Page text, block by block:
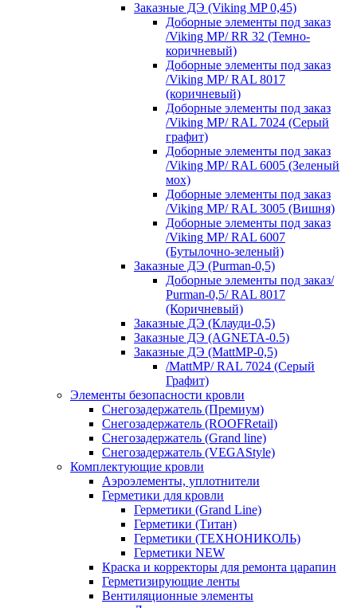
Заказные ДЭ (Viking MP 0,45)
Доборные элементы под заказ
/Viking MP/ RR 32 (Темно-
коричневый)
Доборные элементы под заказ
/Viking MP/ RAL 8017
(коричневый)
Доборные элементы под заказ
/Viking MP/ RAL 7024 (Серый
графит)
Доборные элементы под заказ
/Viking MP/ RAL 6005 (Зеленый
мох)
Доборные элементы под заказ
/Viking MP/ RAL 3005 (Вишня)
Доборные элементы под заказ
/Viking MP/ RAL 6007
(Бутылочно-зеленый)
Заказные ДЭ (Purman-0,5)
Доборные элементы под заказ/
Purman-0,5/ RAL 8017
(Коричневый)
Заказные ДЭ (Клауди-0,5)
Заказные ДЭ (AGNETA-0.5)
Заказные ДЭ (MattMP-0,5)
/MattMP/ RAL 7024 (Серый
Графит)
Элементы безопасности кровли
Снегозадержатель (Премиум)
Снегозадержатель (ROOFRetail)
Снегозадержатель (Grand line)
Снегозадержатель (VEGAStyle)
Комплектующие кровли
Аэроэлементы, уплотнители
Герметики для кровли
Герметики (Grand Line)
Герметики (Титан)
Герметики (ТЕХНОНИКОЛЬ)
Герметики NEW
Краска и корректоры для ремонта царапин
Герметизирующие ленты
Вентиляционные элементы